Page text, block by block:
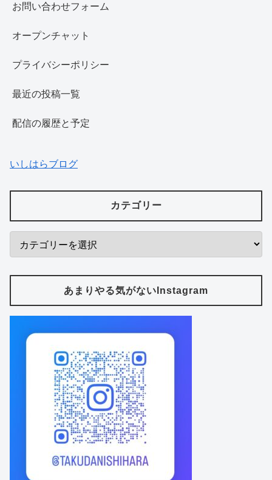
お問い合わせフォーム
オープンチャット
プライバシーポリシー
最近の投稿一覧
配信の履歴と予定
いしはらブログ
カテゴリー
あまりやる気がないInstagram